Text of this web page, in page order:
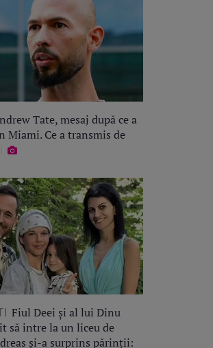
Tate, mesaj după ce a
Miami. Ce a transmis de
Fiul Deei și al lui Dinu
să intre la un liceu de
și-a surprins părinții: